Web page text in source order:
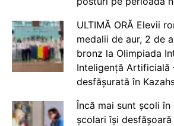
ULTIMĂ ORĂ Elevii
medalii de aur, 2 de
bronz la Olimpiada
Inteligență Artificială
desfășurată în
Încă mai sunt școli în
școlari își